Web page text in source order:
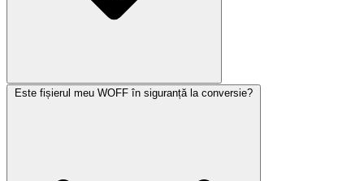
Este fișierul meu WOFF în siguranță la conversie?